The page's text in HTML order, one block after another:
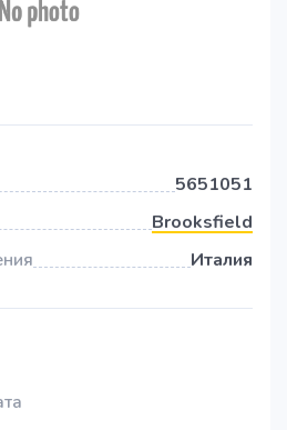
5651051
Brooksfield
Италия